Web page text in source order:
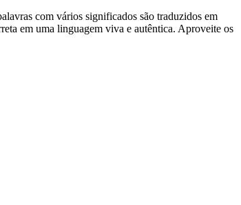
com vários significados são traduzidos em
em uma linguagem viva e autêntica. Aproveite os